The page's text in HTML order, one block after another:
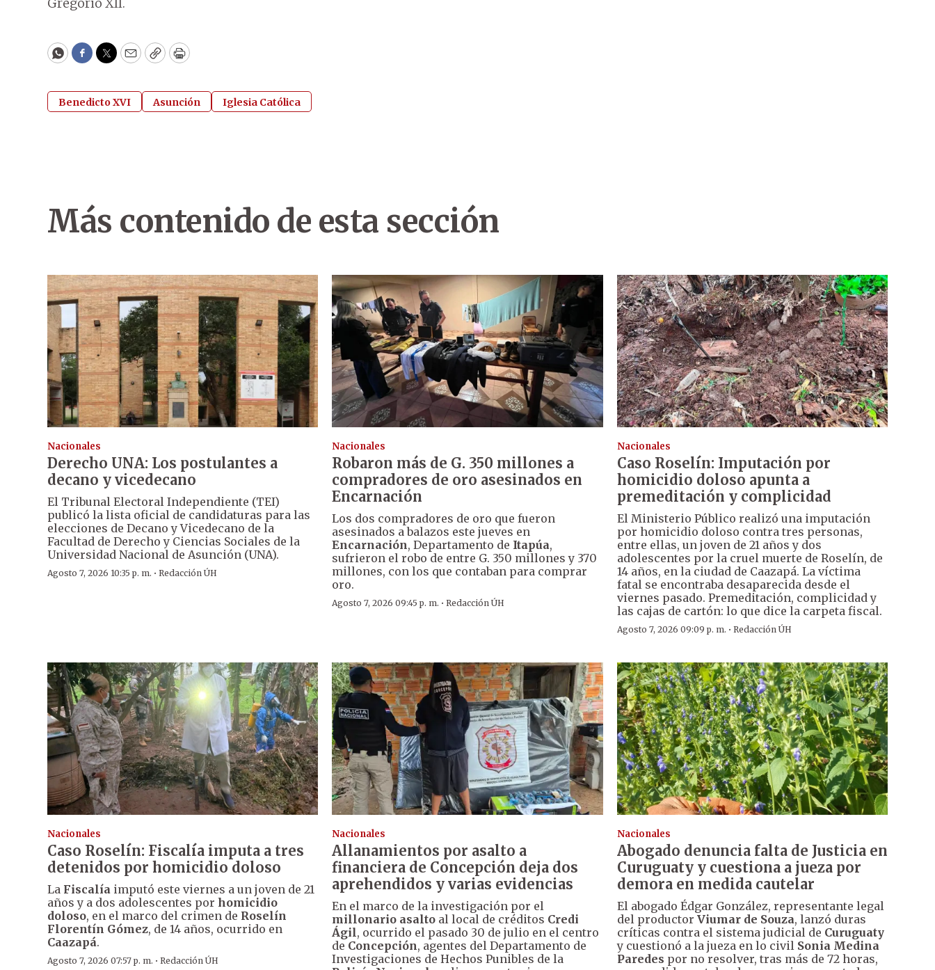
Gregorio XII.
WhatsApp
Facebook
Twitter
EmailCopyPrint
Benedicto XVI Asunción Iglesia Católica
Más contenido de esta sección
Nacionales
Derecho UNA: Los postulantes a
decano y vicedecano
El Tribunal Electoral Independiente (TEI)
publicó la lista oficial de candidaturas para las
elecciones de Decano y Vicedecano de la
Facultad de Derecho y Ciencias Sociales de la
Universidad Nacional de Asunción (UNA).
Agosto 7, 2026 10:35 p. m. · Redacción ÚH
Nacionales
Robaron más de G. 350 millones a
compradores de oro asesinados en
Encarnación
Los dos compradores de oro que fueron
asesinados a balazos este jueves en
Encarnación, Departamento de Itapúa,
sufrieron el robo de entre G. 350 millones y 370
millones, con los que contaban para comprar
oro.
Agosto 7, 2026 09:45 p. m. ·Redacción ÚH
Nacionales
Caso Roselín: Imputación por
homicidio doloso apunta a
premeditación y complicidad
El Ministerio Público realizó una imputación
por homicidio doloso contra tres personas,
entre ellas, un joven de 21 años y dos
adolescentes por la cruel muerte de Roselín, de
14 años, en la ciudad de Caazapá. La víctima
fatal se encontraba desaparecida desde el
viernes pasado. Premeditación, complicidad y
las cajas de cartón: lo que dice la carpeta fiscal.
Agosto 7, 2026 09:09 p. m. · Redacción ÚH
Nacionales
Caso Roselín: Fiscalía imputa a tres
detenidos por homicidio doloso
La Fiscalía imputó este viernes a un joven de 21
años y a dos adolescentes por homicidio
doloso, en el marco del crimen de Roselín
Florentín Gómez, de 14 años, ocurrido en
Caazapá.
Agosto 7, 2026 07:57 p. m. · Redacción ÚH
Nacionales
Allanamientos por asalto a
financiera de Concepción deja dos
aprehendidos y varias evidencias
En el marco de la investigación por el
millonario asalto al local de créditos Credi
Ágil, ocurrido el pasado 30 de julio en el centro
de Concepción, agentes del Departamento de
Investigaciones de Hechos Punibles de la
Nacionales
Abogado denuncia falta de Justicia en
Curuguaty y cuestiona a jueza por
demora en medida cautelar
El abogado Édgar González, representante legal
del productor Viumar de Souza, lanzó duras
críticas contra el sistema judicial de Curuguaty
y cuestionó a la jueza en lo civil Sonia Medina
Paredes por no resolver, tras más de 72 horas,